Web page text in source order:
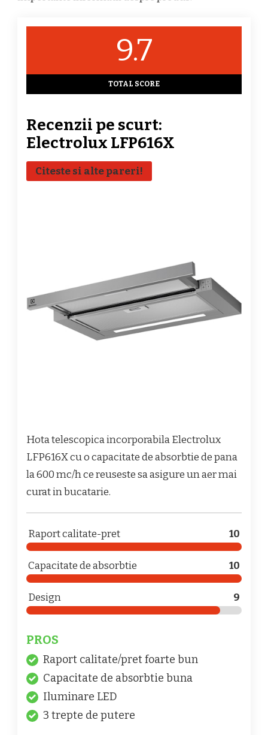
9.7
TOTAL SCORE
Recenzii pe scurt:
Electrolux LFP616X
Citeste si alte pareri!
Hota telescopica incorporabila Electrolux
LFP616X cu o capacitate de absorbtie de pana
la 600 mc/h ce reuseste sa asigure un aer mai
curat in bucatarie.
Raport calitate-pret 10
Capacitate de absorbtie 10
Design 9
PROS
Raport calitate/pret foarte bun
Capacitate de absorbtie buna
Iluminare LED
3 trepte de putere